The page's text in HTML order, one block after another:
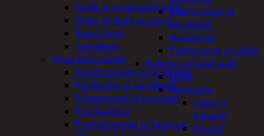
Maaliruiskut ja
tarvikkeet
Naulaimet
Pulttipyssyt ja räikät
Rakennusmateriaalit
Listat
Pienrauta
Lukot ja
hakaset
Koukut
Grillit ja rengaspolttimet
Hiilet, briketit ja purut
Savustimet
Tarvikkeet
Piharakennukset
Kasvihuoneet ja tarvikkeet
Paviljonkit ja tarvikkeet
Pihapatsaat ja koristeet
Postilaatikot
Puutarhavajat ja katokset